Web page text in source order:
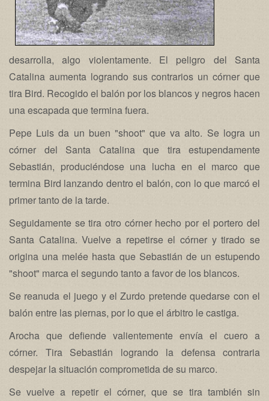
desarrolla, algo violentamente. El peligro del Santa
Catalina aumenta logrando sus contrarios un córner que
tira Bird. Recogido el balón por los blancos y negros hacen
una escapada que termina fuera.
Pepe Luis da un buen "shoot" que va alto. Se logra un
córner del Santa Catalina que tira estupendamente
Sebastián, produciéndose una lucha en el marco que
termina Bird lanzando dentro el balón, con lo que marcó el
primer tanto de la tarde.
Seguidamente se tira otro córner hecho por el portero del
Santa Catalina. Vuelve a repetirse el córner y tirado se
origina una melée hasta que Sebastián de un estupendo
"shoot" marca el segundo tanto a favor de los blancos.
Se reanuda el juego y el Zurdo pretende quedarse con el
balón entre las piernas, por lo que el árbitro le castiga.
Arocha que defiende valientemente envía el cuero a
córner. Tira Sebastián logrando la defensa contraria
despejar la situación comprometida de su marco.
Se vuelve a repetir el córner, que se tira también sin